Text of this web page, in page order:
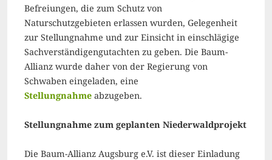
Befreiungen, die zum Schutz von
Naturschutzgebieten erlassen wurden, Gelegenheit
zur Stellungnahme und zur Einsicht in einschlägige
Sachverständigengutachten zu geben. Die Baum-
Allianz wurde daher von der Regierung von
Schwaben eingeladen, eine
Stellungnahme abzugeben.
Stellungnahme zum geplanten Niederwaldprojekt
Die Baum-Allianz Augsburg e.V. ist dieser Einladung